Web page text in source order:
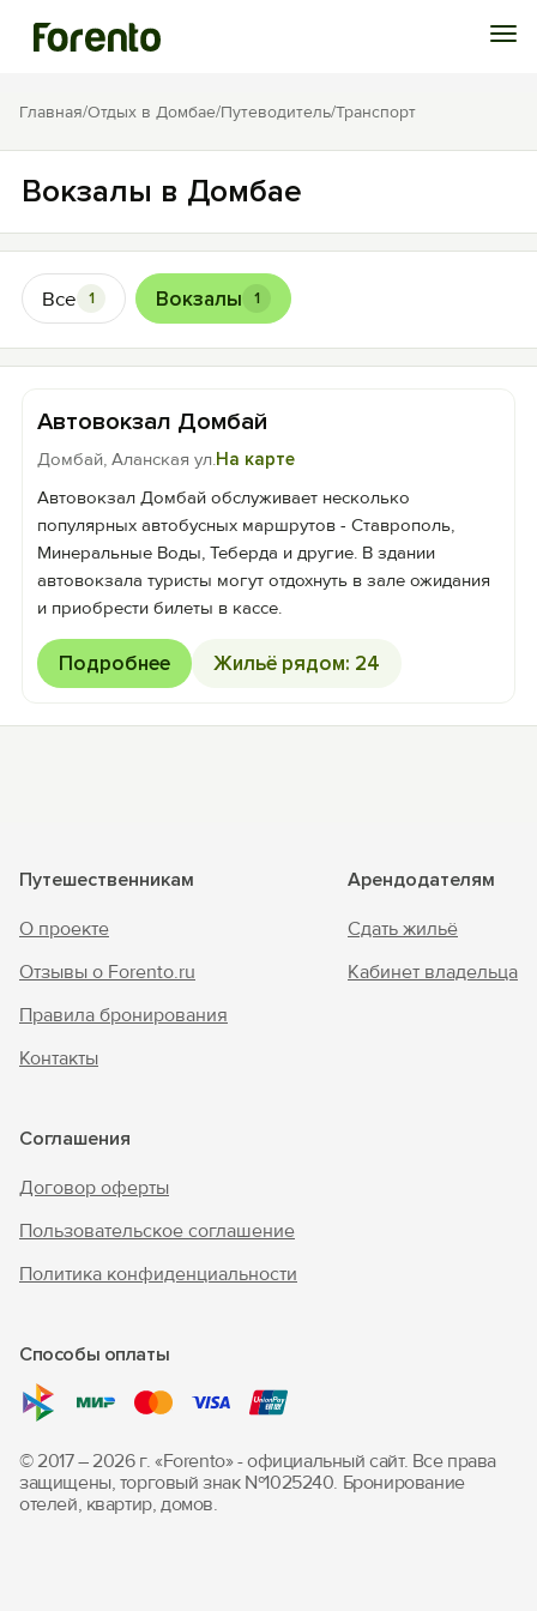
Войти
История просмотра
Добавить свой объект
Главная/Отдых в Домбае/Путеводитель/Транспорт
Вокзалы в Домбае
Все 1 Вокзалы 1
Автовокзал Домбай
Домбай, Аланская ул.На карте
Автовокзал Домбай обслуживает несколько
популярных автобусных маршрутов - Ставрополь,
Минеральные Воды, Теберда и другие. В здании
автовокзала туристы могут отдохнуть в зале ожидания
и приобрести билеты в кассе.
Подробнее Жильё рядом: 24
Путешественникам
О проекте
Отзывы о Forento.ru
Правила бронирования
Контакты
Арендодателям
Сдать жильё
Кабинет владельца
Соглашения
Договор оферты
Пользовательское соглашение
Политика конфиденциальности
Способы оплаты
© 2017 – 2026 г. «Forento» - официальный сайт. Все права
защищены, торговый знак Nº1025240. Бронирование
отелей, квартир, домов.